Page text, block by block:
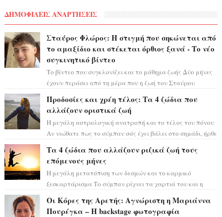
ΔΗΜΟΦΙΛΕΙΣ ΑΝΑΡΤΗΣΕΙΣ
Σταύρος Φλώρος: Η στιγμή που σηκώνεται από
το αμαξίδιο και στέκεται όρθιος ξανά - Το νέο
συγκινητικό βίντεο
Το βίντεο που συγκλονίζει και το μάθημα ζωής Δύο μήνες
έχουν περάσει από τη μέρα που η ζωή του Σταύρου
Προδοσίες και χρέη τέλος: Τα 4 ζώδια που
αλλάζουν οριστικά ζωή
Η μεγάλη αστρολογική ανατροπή και το τέλος του πόνου
Αν νιώθατε πως το σύμπαν σάς έχει βάλει στο σημάδι, ήρθε
Τα 4 ζώδια που αλλάζουν ριζικά ζωή τους
επόμενους μήνες
Η μεγάλη μετατόπιση των δεσμών και το καρμικό
ξεσκαρτάρισμα Το σύμπαν ρίχνει τα χαρτιά του και η
Οι Κόρες της Αρετής: Αγνώριστη η Μαριάννα
Πουρέγκα – H backstage φωτογραφία